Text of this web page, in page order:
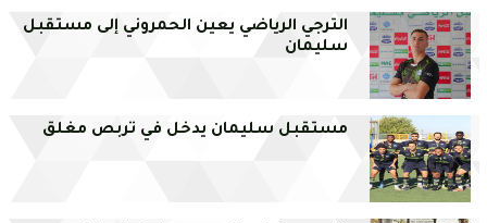
الترجي الرياضي يعين الحمروني إلى مستقبل
سليمان
مستقبل سليمان يدخل في تربص مغلق